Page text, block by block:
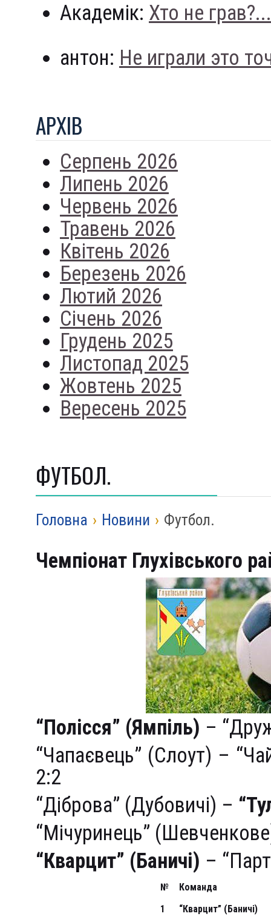
Академік: Хто не грав?...
антон: Не играли это
АРХIВ
Серпень 2026
Липень 2026
Червень 2026
Травень 2026
Квітень 2026
Березень 2026
Лютий 2026
Січень 2026
Грудень 2025
Листопад 2025
Жовтень 2025
Вересень 2025
ФУТБОЛ.
Головна › Новини › Футбол.
Чемпіонат Глухівського
“Полісся” (Ямпіль) –
“Чапаєвець” (Слоут) –
2:2
“Діброва” (Дубовичі) –
“Мічуринець”
“Кварцит” (Баничі) –
№
Команда
1
“Кварцит” (Баничі)